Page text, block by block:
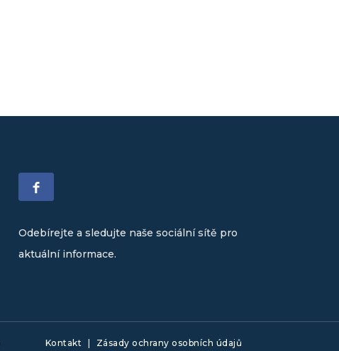
Odebírejte a sledujte naše sociální sítě pro
aktuální informace.
Kontakt Zásady ochrany osobních údajů